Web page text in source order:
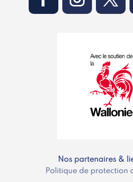
Nos partenaires &
Politique de protection